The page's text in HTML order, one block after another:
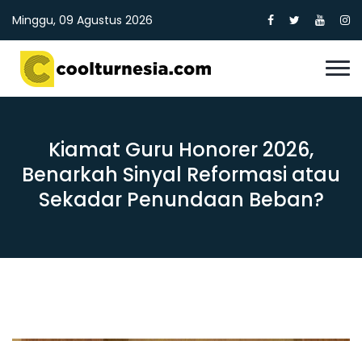
Minggu, 09 Agustus 2026
Kiamat Guru Honorer 2026,
Benarkah Sinyal Reformasi atau
Sekadar Penundaan Beban?